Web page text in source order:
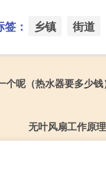
： 乡镇 街道
呢（热水器要多少钱
无叶风扇工作原